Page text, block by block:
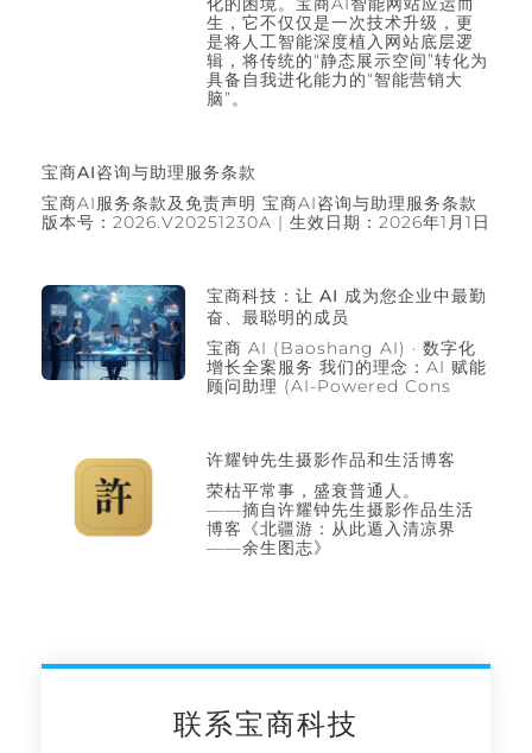
生，它不仅仅是一次技术升级，更
是将人工智能深度植入网站底层逻
辑，将传统的“静态展示空间”转化为
具备自我进化能力的“智能营销大
脑”。
宝商AI咨询与助理服务条款
宝商AI服务条款及免责声明 宝商AI咨询与助理服务条款
版本号：2026.V20251230A | 生效日期：2026年1月1日
宝商科技：让 AI 成为您企业中最勤
奋、最聪明的成员
宝商 AI (Baoshang AI) · 数字化
增长全案服务 我们的理念：AI 赋能
顾问助理 (AI-Powered Cons
许耀钟先生摄影作品和生活博客
荣枯平常事，盛衰普通人。
——摘自许耀钟先生摄影作品生活
博客《北疆游：从此遁入清凉界
——余生图志》
联系宝商科技